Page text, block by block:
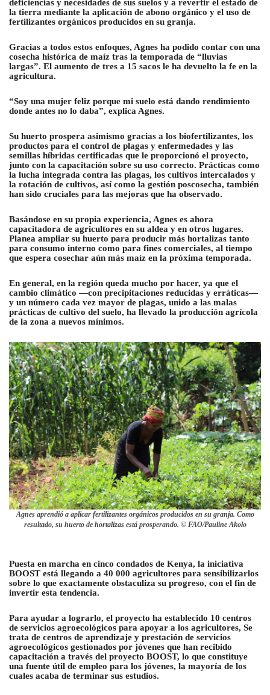
deficiencias y necesidades de sus suelos y a revertir el estado de
la tierra mediante la aplicación de abono orgánico y el uso de
fertilizantes orgánicos producidos en su granja.
Gracias a todos estos enfoques, Agnes ha podido contar con una
cosecha histórica de maíz tras la temporada de “lluvias
largas”. El aumento de tres a 15 sacos le ha devuelto la fe en la
agricultura.
“Soy una mujer feliz porque mi suelo está dando rendimiento
donde antes no lo daba”, explica Agnes.
Su huerto prospera asimismo gracias a los biofertilizantes, los
productos para el control de plagas y enfermedades y las
semillas híbridas certificadas que le proporcionó el proyecto,
junto con la capacitación sobre su uso correcto. Prácticas como
la lucha integrada contra las plagas, los cultivos intercalados y
la rotación de cultivos, así como la gestión poscosecha, también
han sido cruciales para las mejoras que ha observado.
Basándose en su propia experiencia, Agnes es ahora
capacitadora de agricultores en su aldea y en otros lugares.
Planea ampliar su huerto para producir más hortalizas tanto
para consumo interno como para fines comerciales, al tiempo
que espera cosechar aún más maíz en la próxima temporada.
En general, en la región queda mucho por hacer, ya que el
cambio climático —con precipitaciones reducidas y erráticas—
y un número cada vez mayor de plagas, unido a las malas
prácticas de cultivo del suelo, ha llevado la producción agrícola
de la zona a nuevos mínimos.
Agnes aprendió a aplicar fertilizantes orgánicos producidos en su granja. Como
resultado, su huerto de hortalizas está prosperando. © FAO/Pauline Akolo
Puesta en marcha en cinco condados de Kenya, la iniciativa
BOOST está llegando a 40 000 agricultores para sensibilizarlos
sobre lo que exactamente obstaculiza su progreso, con el fin de
invertir esta tendencia.
Para ayudar a lograrlo, el proyecto ha establecido 10 centros
de servicios agroecológicos para apoyar a los agricultores, Se
trata de centros de aprendizaje y prestación de servicios
agroecológicos gestionados por jóvenes que han recibido
capacitación a través del proyecto BOOST, lo que constituye
una fuente útil de empleo para los jóvenes, la mayoría de los
cuales acaba de terminar sus estudios.